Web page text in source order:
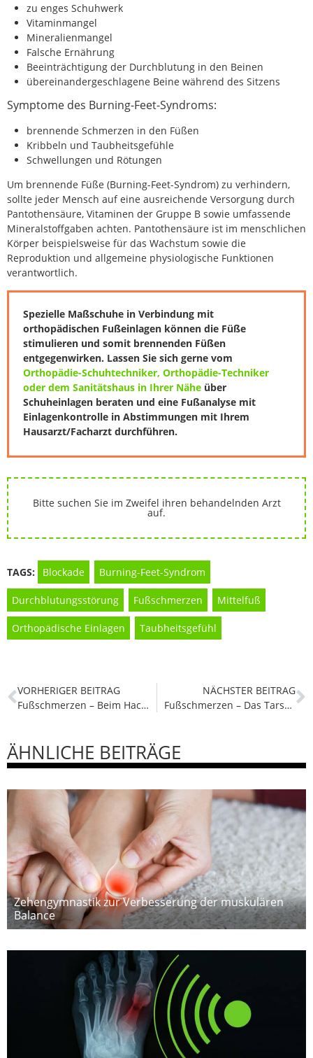
zu enges Schuhwerk
Vitaminmangel
Mineralienmangel
Falsche Ernährung
Beeinträchtigung der Durchblutung in den Beinen
übereinandergeschlagene Beine während des Sitzens
Symptome des Burning-Feet-Syndroms:
brennende Schmerzen in den Füßen
Kribbeln und Taubheitsgefühle
Schwellungen und Rötungen
Um brennende Füße (Burning-Feet-Syndrom) zu verhindern,
sollte jeder Mensch auf eine ausreichende Versorgung durch
Pantothensäure, Vitaminen der Gruppe B sowie umfassende
Mineralstoffgaben achten. Pantothensäure ist im menschlichen
Körper beispielsweise für das Wachstum sowie die
Reproduktion und allgemeine physiologische Funktionen
verantwortlich.
Spezielle Maßschuhe in Verbindung mit
orthopädischen Fußeinlagen können die Füße
stimulieren und somit brennenden Füßen
entgegenwirken. Lassen Sie sich gerne vom
Orthopädie-Schuhtechniker, Orthopädie-Techniker
oder dem Sanitätshaus in Ihrer Nähe über
Schuheinlagen beraten und eine Fußanalyse mit
Einlagenkontrolle in Abstimmungen mit Ihrem
Hausarzt/Facharzt durchführen.
Bitte suchen Sie im Zweifel ihren behandelnden Arzt
auf.
TAGS: Blockade Burning-Feet-Syndrom
Durchblutungsstörung Fußschmerzen Mittelfuß
Orthopädische Einlagen Taubheitsgefühl
VORHERIGER BEITRAG
Fußschmerzen – Beim Hackenfuß dreht sich die Sohle nach außen.
NÄCHSTER BEITRAG
Fußschmerzen – Das Tarsaltunnelsyndrom: Ursachen, Symptome und Behandlung
ÄHNLICHE BEITRÄGE
Zehengymnastik zur Verbesserung der muskulären
Balance